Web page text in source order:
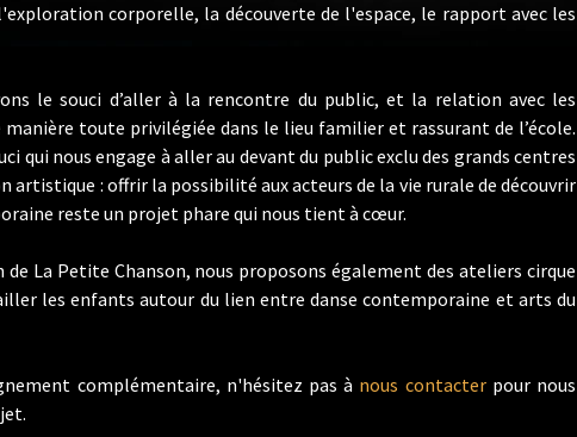
corporelle, la découverte de l'espace, le rapport avec les
le souci d’aller à la rencontre du public, et la relation avec les
toute privilégiée dans le lieu familier et rassurant de l’école.
qui nous engage à aller au devant du public exclu des grands centres
artistique : offrir la possibilité aux acteurs de la vie rurale de découvrir
reste un projet phare qui nous tient à cœur.
de La Petite Chanson, nous proposons également des ateliers cirque
les enfants autour du lien entre danse contemporaine et arts du
complémentaire, n'hésitez pas à nous contacterpour nous